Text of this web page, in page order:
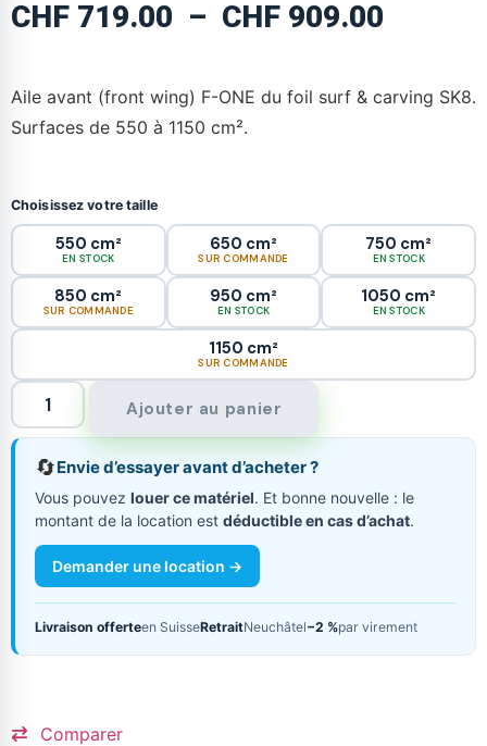
CHF 719.00 – CHF 909.00
Aile avant (front wing) F-ONE du foil surf & carving SK8.
Surfaces de 550 à 1150 cm².
Choisissez votre taille
550 cm²
EN STOCK
650 cm²
SUR COMMANDE
750 cm²
EN STOCK
850 cm²
SUR COMMANDE
950 cm²
EN STOCK
1050 cm²
EN STOCK
1150 cm²
SUR COMMANDE
Ajouter au panier
🔄Envie d’essayer avant d’acheter ?
Vous pouvez louer ce matériel. Et bonne nouvelle : le
montant de la location est déductible en cas d’achat.
Demander une location →
Livraison offerteen SuisseRetraitNeuchâtel−2 %par virement
Comparer